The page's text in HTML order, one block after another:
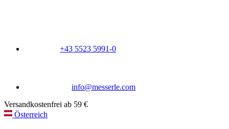
+43 5523 5991-0
info@messerle.com
Versandkostenfrei ab 59 €
Österreich